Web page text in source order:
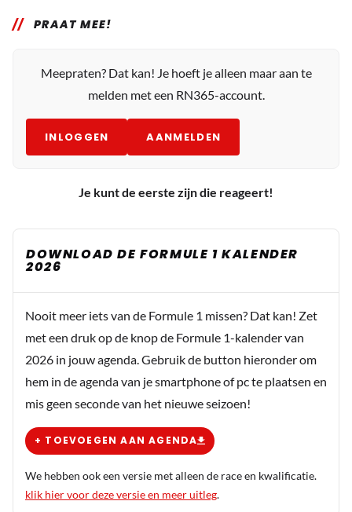
PRAAT MEE!
Meepraten? Dat kan! Je hoeft je alleen maar aan te
melden met een RN365-account.
INLOGGEN AANMELDEN
Je kunt de eerste zijn die reageert!
DOWNLOAD DE FORMULE 1 KALENDER
2026
Nooit meer iets van de Formule 1 missen? Dat kan! Zet
met een druk op de knop de Formule 1-kalender van
2026 in jouw agenda. Gebruik de button hieronder om
hem in de agenda van je smartphone of pc te plaatsen en
mis geen seconde van het nieuwe seizoen!
+ TOEVOEGEN AAN AGENDA
We hebben ook een versie met alleen de race en kwalificatie.
klik hier voor deze versie en meer uitleg.